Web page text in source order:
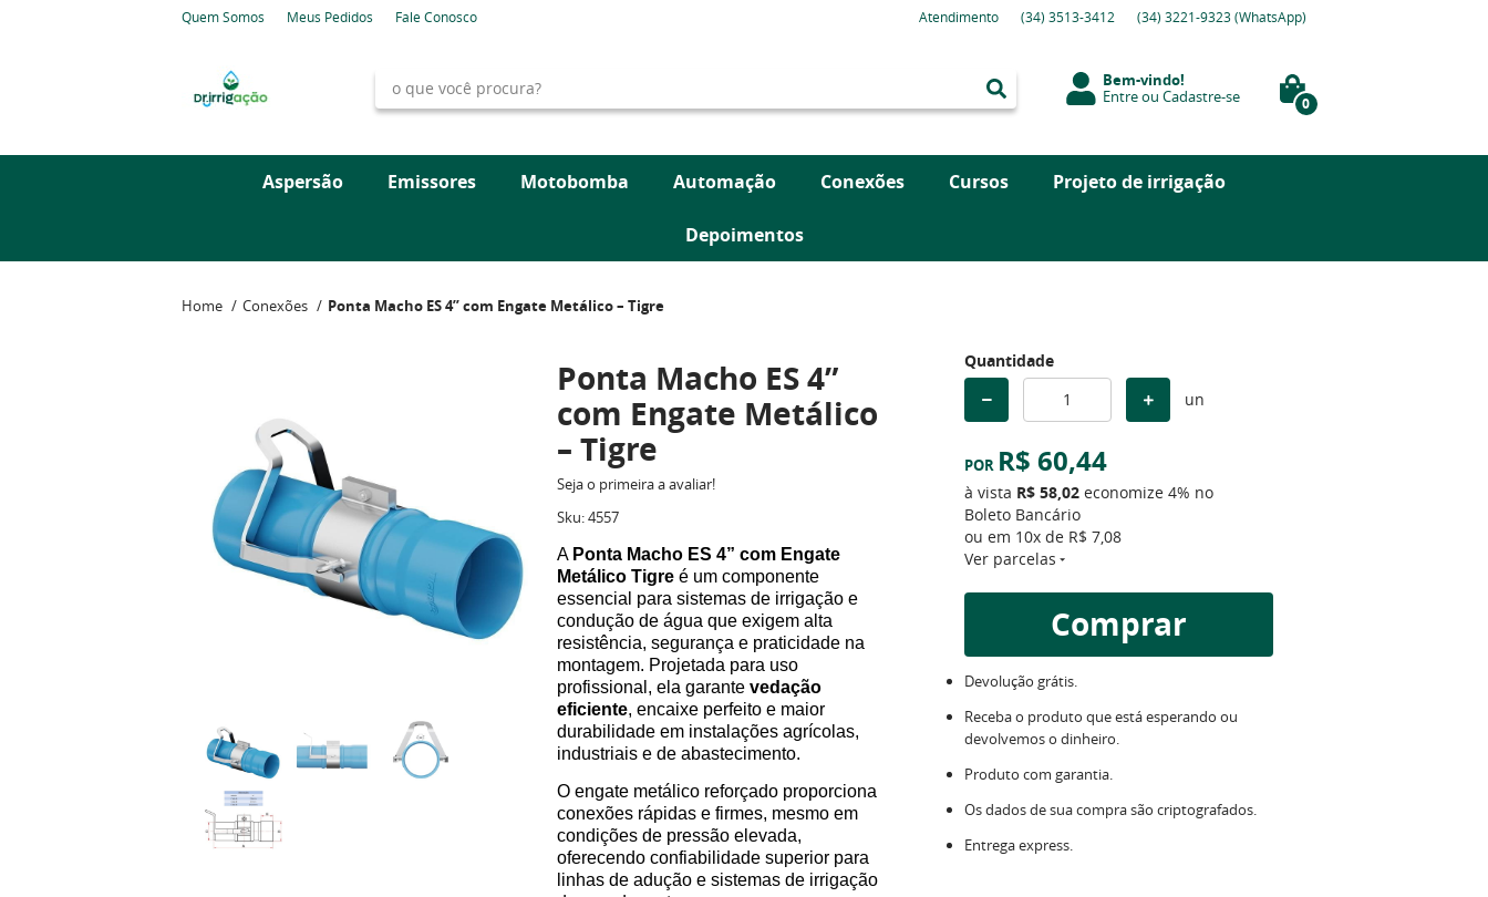
Quem Somos Meus Pedidos Fale Conosco Atendimento (34) 3513-3412 (34) 3221-9323(WhatsApp)
Bem-vindo!
EntreouCadastre-se 0
Aspersão Emissores Motobomba Automação Conexões Cursos Projeto de irrigação
Depoimentos
Home Conexões Ponta Macho ES 4” com Engate Metálico – Tigre
Ponta Macho ES 4”
com Engate Metálico
– Tigre
Seja o primeira a avaliar!
Sku:4557
A Ponta Macho ES 4” com Engate
Metálico Tigreé um componente
essencial para sistemas de irrigação e
condução de água que exigem alta
resistência, segurança e praticidade na
montagem. Projetada para uso
profissional, ela garante vedação
eficiente, encaixe perfeito e maior
durabilidade em instalações agrícolas,
industriais e de abastecimento.
O engate metálico reforçado proporciona
conexões rápidas e firmes, mesmo em
condições de pressão elevada,
oferecendo confiabilidade superior para
linhas de adução e sistemas de irrigação
Quantidade
un
POR R$ 60,44
à vista R$ 58,02 economize4% no
Boleto Bancário
ou em 10x de R$ 7,08
Ver parcelas
Comprar
Devolução grátis.
Receba o produto que está esperando ou
devolvemos o dinheiro.
Produto com garantia.
Os dados de sua compra são criptografados.
Entrega express.